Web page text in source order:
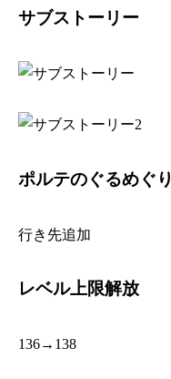
サブストーリー
ポルテのぐるめぐり
行き先追加
レベル上限解放
136→138